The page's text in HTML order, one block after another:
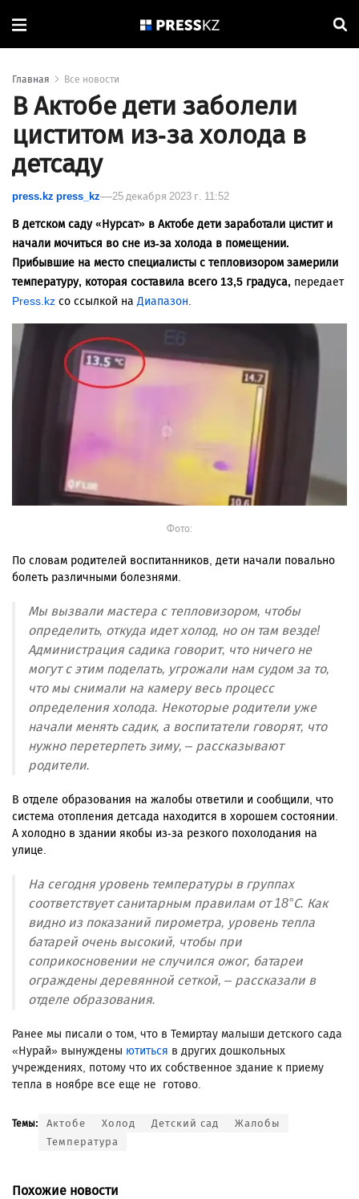
Главная Все новости
В Актобе дети заболели
циститом из-за холода в
детсаду
press.kz press_kz 25 декабря 2023 г. 11:52
В детском саду «Нурсат» в Актобе дети заработали цистит и
начали мочиться во сне из-за холода в помещении.
Прибывшие на место специалисты с тепловизором замерили
температуру, которая составила всего 13,5 градуса, передает
Press.kz со ссылкой наДиапазон.
Фото:
По словам родителей воспитанников, дети начали повально
болеть различными болезнями.
Мы вызвали мастера с тепловизором, чтобы
определить, откуда идет холод, но он там везде!
Администрация садика говорит, что ничего не
могут с этим поделать, угрожали нам судом за то,
что мы снимали на камеру весь процесс
определения холода. Некоторые родители уже
начали менять садик, а воспитатели говорят, что
нужно перетерпеть зиму, – рассказывают
родители.
В отделе образования на жалобы ответили и сообщили, что
система отопления детсада находится в хорошем состоянии.
А холодно в здании якобы из-за резкого похолодания на
улице.
На сегодня уровень температуры в группах
соответствует санитарным правилам от 18°С. Как
видно из показаний пирометра, уровень тепла
батарей очень высокий, чтобы при
соприкосновении не случился ожог, батареи
ограждены деревянной сеткой, – рассказали в
отделе образования.
Ранее мы писали о том, что в Темиртау малыши детского сада
«Нурай» вынуждены ютиться в других дошкольных
учреждениях, потому что их собственное здание к приему
тепла в ноябре все еще не готово.
Темы: Актобе Холод Детский сад
Жалобы
Температура
Похожие новости